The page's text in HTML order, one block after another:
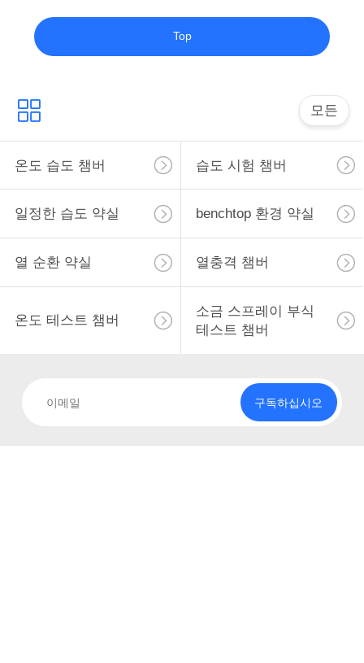
Top
모든
온도 습도 챔버 습도 시험 챔버
일정한 습도 약실 benchtop 환경 약실
열 순환 약실 열충격 챔버
온도 테스트 챔버
소금 스프레이 부식
테스트 챔버
구독하십시오